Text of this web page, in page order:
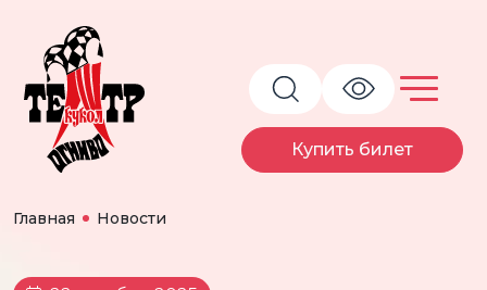
Купить билет
Главная Новости